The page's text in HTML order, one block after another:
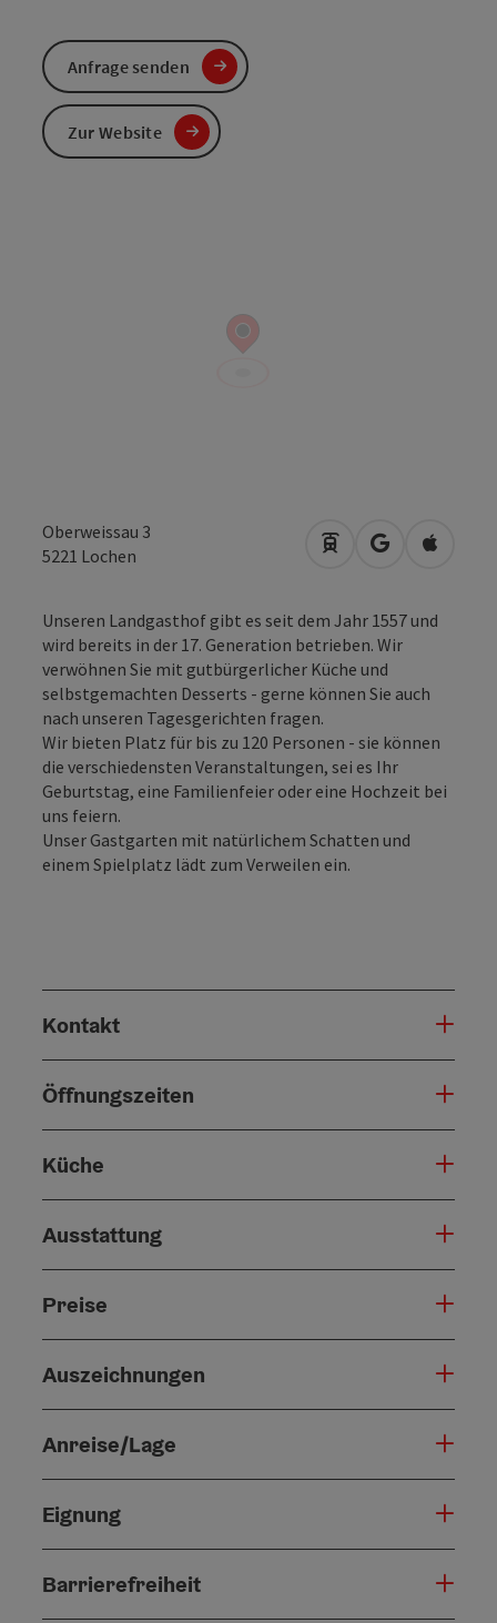
Oberweissau 3
5221 Lochen Anreise mit
in Google
in
Unseren Landgasthof gibt es seit dem Jahr 1557 und
wird bereits in der 17. Generation betrieben. Wir
verwöhnen Sie mit gutbürgerlicher Küche und
selbstgemachten Desserts - gerne können Sie auch
nach unseren Tagesgerichten fragen.
Wir bieten Platz für bis zu 120 Personen - sie können
die verschiedensten Veranstaltungen, sei es Ihr
Geburtstag, eine Familienfeier oder eine Hochzeit bei
uns feiern.
Unser Gastgarten mit natürlichem Schatten und
einem Spielplatz lädt zum Verweilen ein.
Kontakt
Öffnungszeiten
Küche
Ausstattung
Preise
Auszeichnungen
Anreise/Lage
Eignung
Barrierefreiheit
Anfrage senden
Zur Website